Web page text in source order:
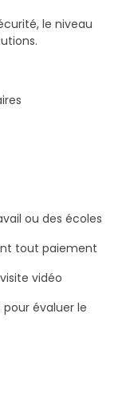
le niveau
ou des écoles
tout paiement
vidéo
évaluer le